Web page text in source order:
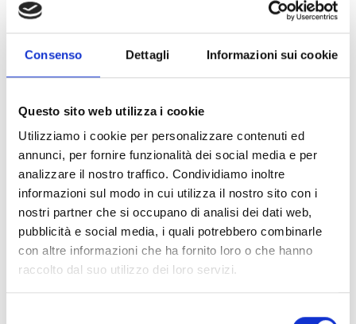
Consenso Dettagli Informazioni sui cookie
Questo sito web utilizza i cookie
Utilizziamo i cookie per personalizzare contenuti ed
annunci, per fornire funzionalità dei social media e per
analizzare il nostro traffico. Condividiamo inoltre
informazioni sul modo in cui utilizza il nostro sito con i
nostri partner che si occupano di analisi dei dati web,
pubblicità e social media, i quali potrebbero combinarle
con altre informazioni che ha fornito loro o che hanno
raccolto dal suo utilizzo dei loro servizi.
0077828
Collare Titan HD cS 1/2" 219
Per visualizzare i prezzi e acquistare, devi
effettuare il login.